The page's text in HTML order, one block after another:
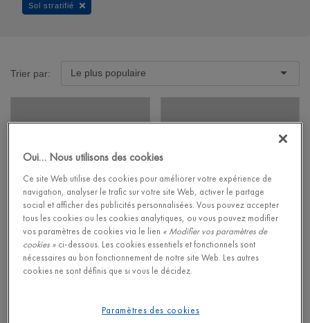
Sol stratifié
Trier par: Le plus populaire
Merbau
SOL STRATIFIÉ -
€/m²
Chêne sableux
Oui… Nous utilisons des cookies
Ce site Web utilise des cookies pour améliorer votre expérience de
navigation, analyser le trafic sur votre site Web, activer le partage
social et afficher des publicités personnalisées. Vous pouvez accepter
tous les cookies ou les cookies analytiques, ou vous pouvez modifier
vos paramètres de cookies via le lien « Modifier vos paramètres de
cookies » ci-dessous. Les cookies essentiels et fonctionnels sont
nécessaires au bon fonctionnement de notre site Web. Les autres
cookies ne sont définis que si vous le décidez.
Paramètres des cookies